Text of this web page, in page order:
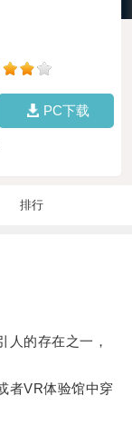
PC下载
排行
的存在之一，
VR体验馆中穿